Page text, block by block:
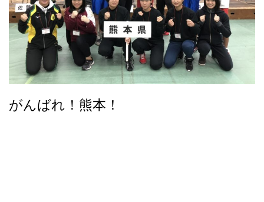
がんばれ！熊本！